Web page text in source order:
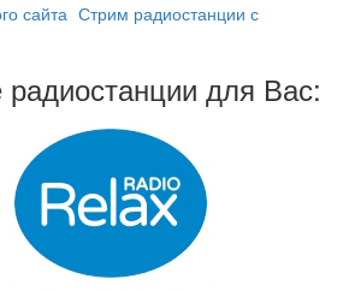
сайта Стрим радиостанции с
для Вас: